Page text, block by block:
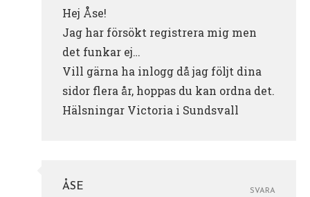
Hej Åse!
Jag har försökt registrera mig men
det funkar ej…
Vill gärna ha inlogg då jag följt dina
sidor flera år, hoppas du kan ordna det.
Hälsningar Victoria i Sundsvall
ÅSE
SVARA